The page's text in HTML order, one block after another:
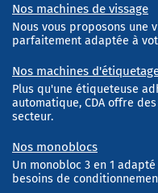
Nos machines de vissage
Nous vous proposons une
parfaitement adaptée à
Nos machines
Plus qu'une étiqueteuse
automatique, CDA offre
secteur.
Nos monoblocs
Un monobloc 3 en 1
besoins de